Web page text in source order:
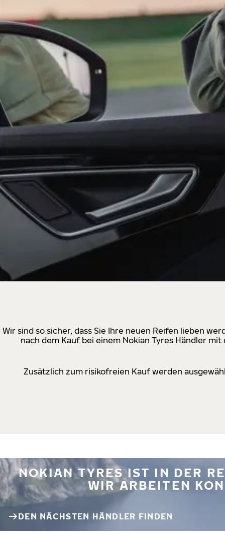
Wir sind so sicher, dass Sie Ihre neuen Reifen lieben
nach dem Kauf bei einem Nokian Tyres Händler
Zusätzlich zum risikofreien Kauf werden
NOKIAN TYRES IST IN DER
WIR ARBEITEN
DEN NÄCHSTEN HÄNDLER FINDEN